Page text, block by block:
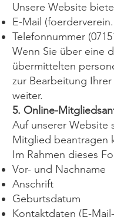
Unsere Website
E-Mail (
Telefonnummer
Wenn Sie über eine
übermittelten
zur Bearbeitung
weiter.
5. Online-
Auf unserer Website
Mitglied beantragen
Im Rahmen dieses
Vor- und Nachname
Anschrift
Geburtsdatum
Kontaktdaten (E-